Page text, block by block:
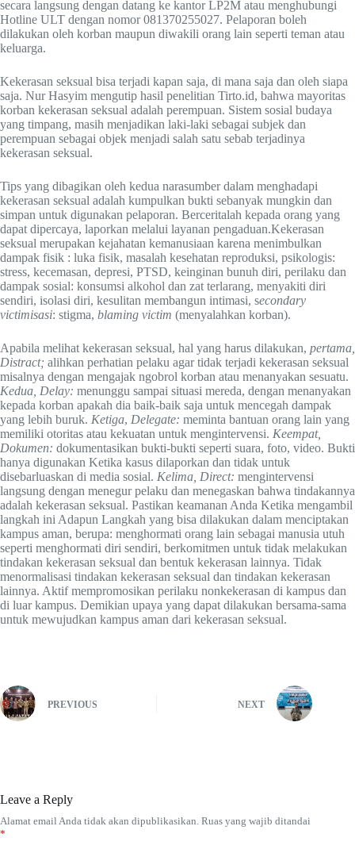
secara langsung dengan datang ke kantor LP2M atau menghubungi
Hotline ULT dengan nomor 081370255027. Pelaporan boleh
dilakukan oleh korban maupun diwakili orang lain seperti teman atau
keluarga.
Kekerasan seksual bisa terjadi kapan saja, di mana saja dan oleh siapa
saja. Nur Hasyim mengutip hasil penelitian Tirto.id, bahwa mayoritas
korban kekerasan seksual adalah perempuan. Sistem sosial budaya
yang timpang, masih menjadikan laki-laki sebagai subjek dan
perempuan sebagai objek menjadi salah satu sebab terjadinya
kekerasan seksual.
Tips yang dibagikan oleh kedua narasumber dalam menghadapi
kekerasan seksual adalah kumpulkan bukti sebanyak mungkin dan
simpan untuk digunakan pelaporan. Berceritalah kepada orang yang
dapat dipercaya, laporkan melalui layanan pengaduan.Kekerasan
seksual merupakan kejahatan kemanusiaan karena menimbulkan
dampak fisik : luka fisik, masalah kesehatan reproduksi, psikologis:
stress, kecemasan, depresi, PTSD, keinginan bunuh diri, perilaku dan
dampak sosial: konsumsi alkohol dan zat terlarang, menyakiti diri
sendiri, isolasi diri, kesulitan membangun intimasi, secondary
victimisasi: stigma, blaming victim (menyalahkan korban).
Apabila melihat kekerasan seksual, hal yang harus dilakukan, pertama,
Distract; alihkan perhatian pelaku agar tidak terjadi kekerasan seksual
misalnya dengan mengajak ngobrol korban atau menanyakan sesuatu.
Kedua, Delay: menunggu sampai situasi mereda, dengan menanyakan
kepada korban apakah dia baik-baik saja untuk mencegah dampak
yang lebih buruk. Ketiga, Delegate: meminta bantuan orang lain yang
memiliki otoritas atau kekuatan untuk mengintervensi. Keempat,
Dokumen: dokumentasikan bukti-bukti seperti suara, foto, video. Bukti
hanya digunakan Ketika kasus dilaporkan dan tidak untuk
disebarluaskan di media sosial. Kelima, Direct: mengintervensi
langsung dengan menegur pelaku dan menegaskan bahwa tindakannya
adalah kekerasan seksual. Pastikan keamanan Anda Ketika mengambil
langkah ini Adapun Langkah yang bisa dilakukan dalam menciptakan
kampus aman, berupa: menghormati orang lain sebagai manusia utuh
seperti menghormati diri sendiri, berkomitmen untuk tidak melakukan
tindakan kekerasan seksual dan bentuk kekerasan lainnya. Tidak
menormalisasi tindakan kekerasan seksual dan tindakan kekerasan
lainnya. Aktif mempromosikan perilaku nonkekerasan di kampus dan
di luar kampus. Demikian upaya yang dapat dilakukan bersama-sama
untuk mewujudkan kampus aman dari kekerasan seksual.
PREVIOUS NEXT
Leave a Reply
Alamat email Anda tidak akan dipublikasikan. Ruas yang wajib ditandai
*